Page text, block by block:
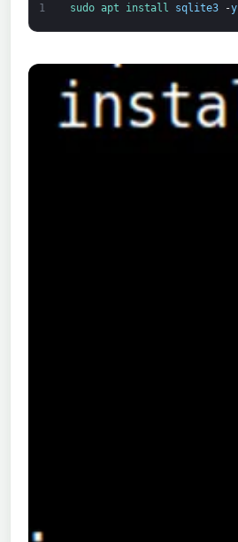
1 sudo apt install sqlite3 -y